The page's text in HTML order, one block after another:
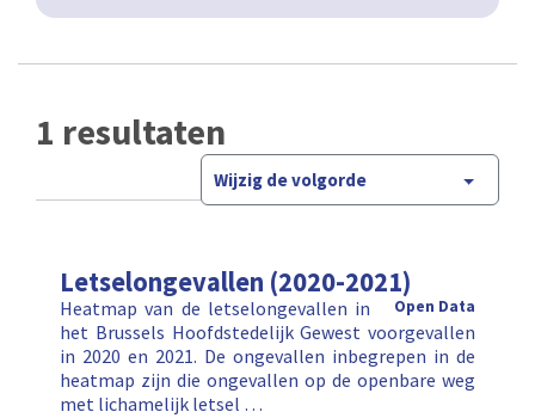
1 resultaten
Wijzig de volgorde
Letselongevallen (2020-2021)
Open Data
Heatmap van de letselongevallen in
het Brussels Hoofdstedelijk Gewest voorgevallen
in 2020 en 2021. De ongevallen inbegrepen in de
heatmap zijn die ongevallen op de openbare weg
met lichamelijk letsel …